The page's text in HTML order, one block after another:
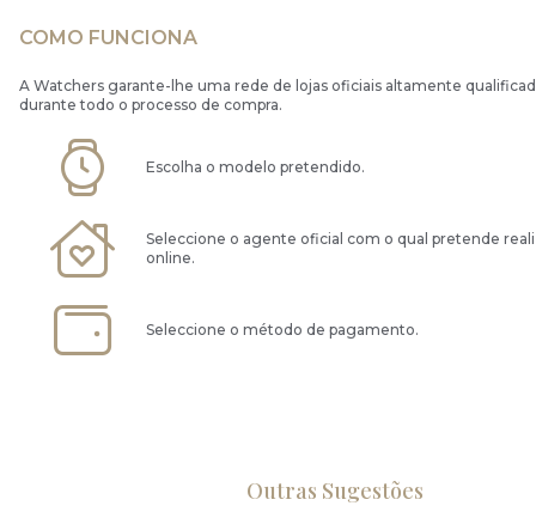
COMO FUNCIONA
A Watchers garante-lhe uma rede de lojas oficiais altamente
durante todo o processo de compra.
Escolha o modelo pretendido.
Seleccione o agente oficial com o qual pretende
online.
Seleccione o método de pagamento.
Outras Sugestões